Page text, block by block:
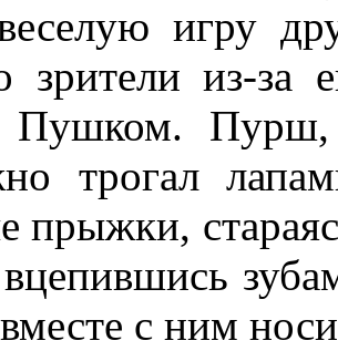
игру
зрители из-
Пушком.
трогал
прыжки,
вцепившись
с ним